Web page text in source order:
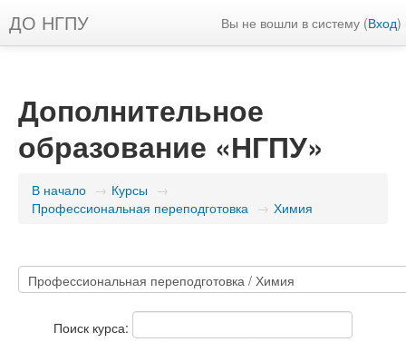
ДО НГПУ Вы не вошли в систему (Вход)
Дополнительное
образование «НГПУ»
В начало → Курсы →
Профессиональная переподготовка → Химия
Поиск курса: